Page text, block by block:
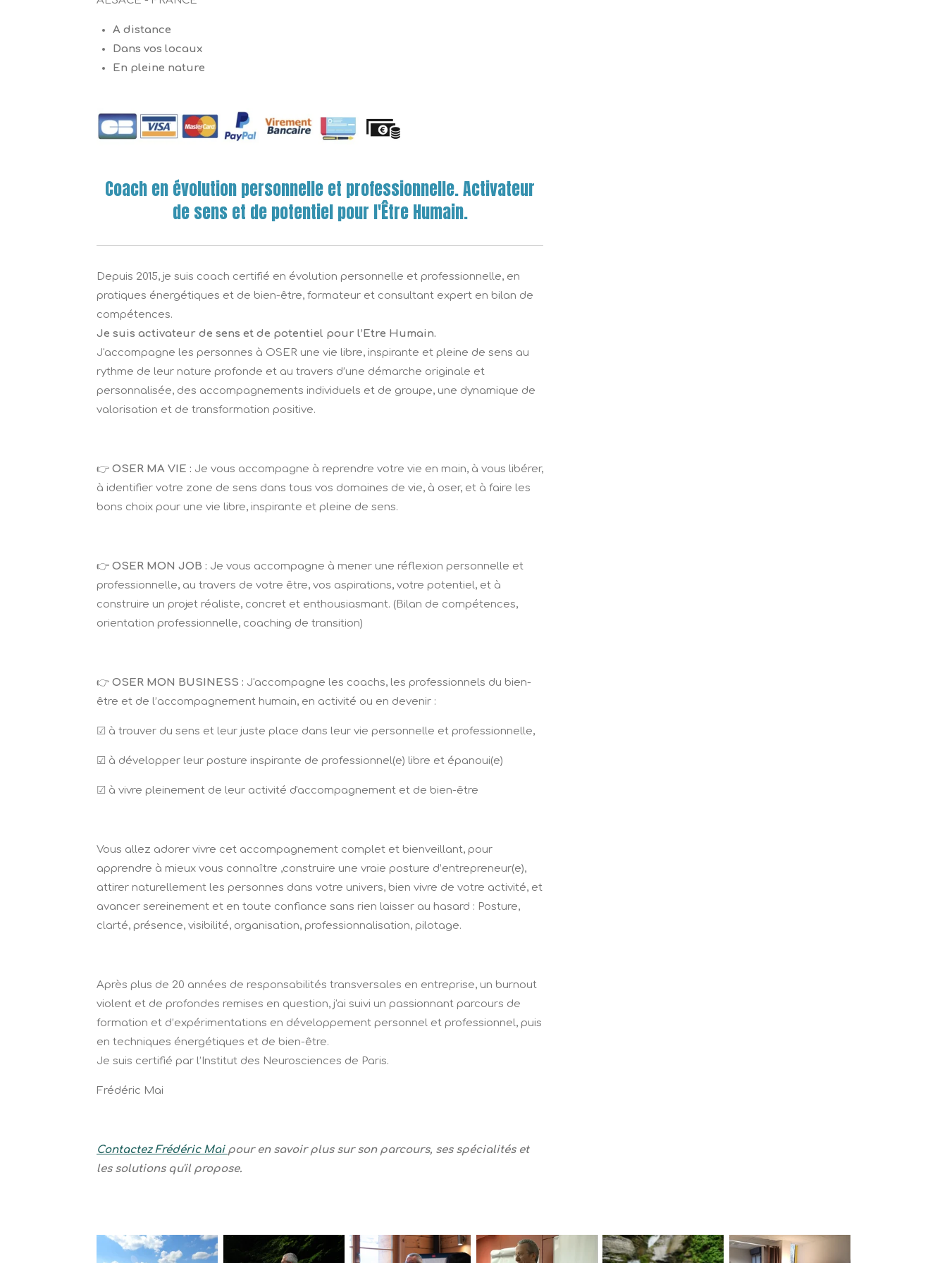
A distance
Dans vos locaux
En pleine nature
Coach en évolution personnelle et professionnelle. Activateur
de sens et de potentiel pour l'Être Humain.
Depuis 2015, je suis coach certifié en évolution personnelle et professionnelle, en
pratiques énergétiques et de bien-être, formateur et consultant expert en bilan de
compétences.
Je suis activateur de sens et de potentiel pour l’Etre Humain.
J'accompagne les personnes à OSER une vie libre, inspirante et pleine de sens au
rythme de leur nature profonde et au travers d’une démarche originale et
personnalisée, des accompagnements individuels et de groupe, une dynamique de
valorisation et de transformation positive.
👉 OSER MA VIE : Je vous accompagne à reprendre votre vie en main, à vous libérer,
à identifier votre zone de sens dans tous vos domaines de vie, à oser, et à faire les
bons choix pour une vie libre, inspirante et pleine de sens.
👉 OSER MON JOB : Je vous accompagne à mener une réflexion personnelle et
professionnelle, au travers de votre être, vos aspirations, votre potentiel, et à
construire un projet réaliste, concret et enthousiasmant. (Bilan de compétences,
orientation professionnelle, coaching de transition)
👉 OSER MON BUSINESS : J'accompagne les coachs, les professionnels du bien-
être et de l’accompagnement humain, en activité ou en devenir :
☑ à trouver du sens et leur juste place dans leur vie personnelle et professionnelle,
☑ à développer leur posture inspirante de professionnel(e) libre et épanoui(e)
☑ à vivre pleinement de leur activité d'accompagnement et de bien-être
Vous allez adorer vivre cet accompagnement complet et bienveillant, pour
apprendre à mieux vous connaître ,construire une vraie posture d’entrepreneur(e),
attirer naturellement les personnes dans votre univers, bien vivre de votre activité, et
avancer sereinement et en toute confiance sans rien laisser au hasard : Posture,
clarté, présence, visibilité, organisation, professionnalisation, pilotage.
Après plus de 20 années de responsabilités transversales en entreprise, un burnout
violent et de profondes remises en question, j'ai suivi un passionnant parcours de
formation et d’expérimentations en développement personnel et professionnel, puis
en techniques énergétiques et de bien-être.
Je suis certifié par l’Institut des Neurosciences de Paris.
Frédéric Mai
Contactez Frédéric Mai pour en savoir plus sur son parcours, ses spécialités et
les solutions qu'il propose.